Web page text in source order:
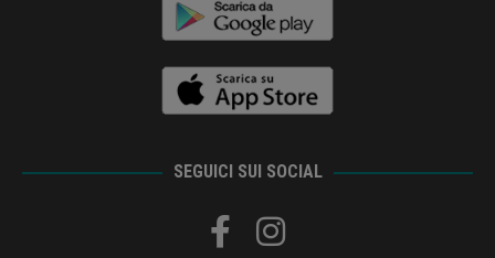
SEGUICI SUI SOCIAL